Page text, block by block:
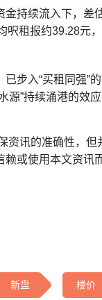
持续流入下，
呎租报约39.28元
步入“买租同强”
”持续涌港的效
资讯的准确性，
或使用本文资讯
新盘 楼价